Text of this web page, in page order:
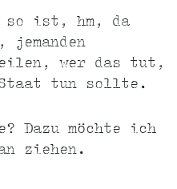
so ist, hm, da
wer das tut,
tun sollte.
Dazu möchte ich
ziehen.